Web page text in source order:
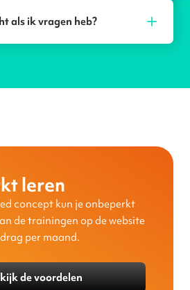
als ik vragen heb?
leren
concept kun je onbeperkt
de trainingen op de website
per maand.
de voordelen